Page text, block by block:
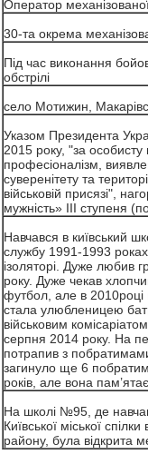
Оператор
30-та окрема
Під час виконання
обстрілі
село Мотижин,
Указом Президента
2015 року, "за особисту
професіоналізм,
суверенітету та
військовій присязі",
мужність» III ступеня
Навчався в київський
службу 1991-1993
ізоляторі. Дуже любив
року. Дуже чекав
футбол, але в 2010році
стала улюбленицею
військовим
серпня 2014 року. На
потрапив з
загинуло ще 6
років, але вона
На школі №95, де
Київської міської
району, була відкрита